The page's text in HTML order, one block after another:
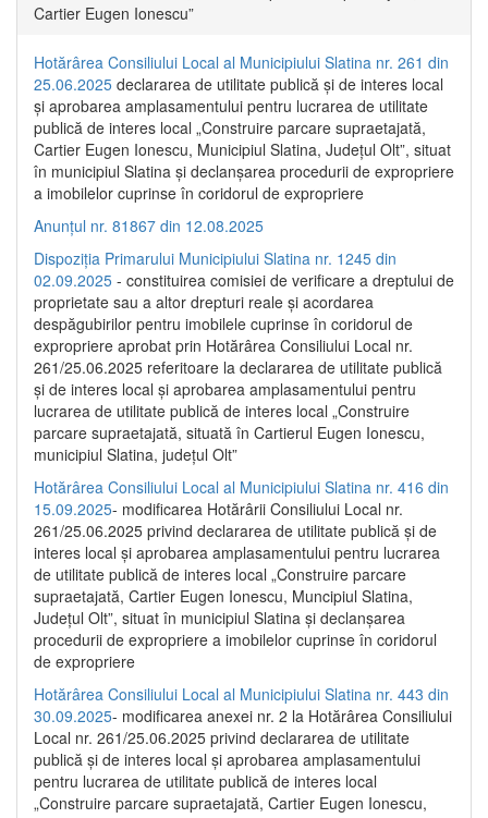
Cartier Eugen Ionescu”
Hotărârea Consiliului Local al Municipiului Slatina nr. 261 din
25.06.2025 declararea de utilitate publică și de interes local
și aprobarea amplasamentului pentru lucrarea de utilitate
publică de interes local „Construire parcare supraetajată,
Cartier Eugen Ionescu, Municipiul Slatina, Județul Olt”, situat
în municipiul Slatina și declanșarea procedurii de expropriere
a imobilelor cuprinse în coridorul de expropriere
Anunțul nr. 81867 din 12.08.2025
Dispoziția Primarului Municipiului Slatina nr. 1245 din
02.09.2025 - constituirea comisiei de verificare a dreptului de
proprietate sau a altor drepturi reale și acordarea
despăgubirilor pentru imobilele cuprinse în coridorul de
expropriere aprobat prin Hotărârea Consiliului Local nr.
261/25.06.2025 referitoare la declararea de utilitate publică
și de interes local și aprobarea amplasamentului pentru
lucrarea de utilitate publică de interes local „Construire
parcare supraetajată, situată în Cartierul Eugen Ionescu,
municipiul Slatina, județul Olt”
Hotărârea Consiliului Local al Municipiului Slatina nr. 416 din
15.09.2025- modificarea Hotărârii Consiliului Local nr.
261/25.06.2025 privind declararea de utilitate publică și de
interes local și aprobarea amplasamentului pentru lucrarea
de utilitate publică de interes local „Construire parcare
supraetajată, Cartier Eugen Ionescu, Muncipiul Slatina,
Județul Olt”, situat în municipiul Slatina și declanșarea
procedurii de expropriere a imobilelor cuprinse în coridorul
de expropriere
Hotărârea Consiliului Local al Municipiului Slatina nr. 443 din
30.09.2025- modificarea anexei nr. 2 la Hotărârea Consiliului
Local nr. 261/25.06.2025 privind declararea de utilitate
publică şi de interes local şi aprobarea amplasamentului
pentru lucrarea de utilitate publică de interes local
„Construire parcare supraetajată, Cartier Eugen Ionescu,